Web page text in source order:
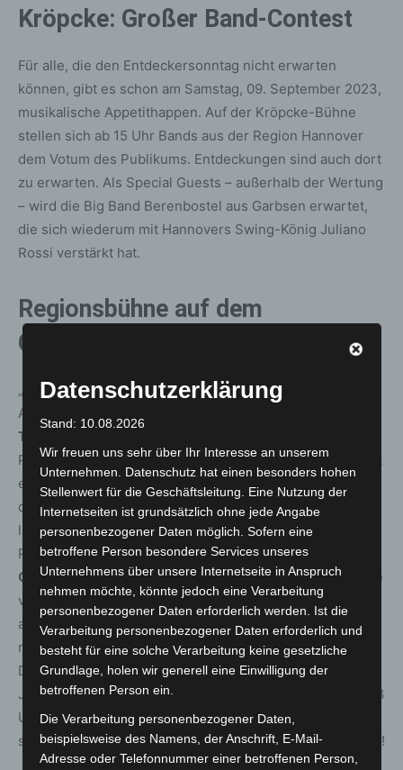
Kröpcke: Großer Band-Contest
Für alle, die den Entdeckersonntag nicht erwarten
können, gibt es schon am Samstag, 09. September 2023,
musikalische Appetithappen. Auf der Kröpcke-Bühne
stellen sich ab 15 Uhr Bands aus der Region Hannover
dem Votum des Publikums. Entdeckungen sind auch dort
zu erwarten. Als Special Guests – außerhalb der Wertung
– wird die Big Band Berenbostel aus Garbsen erwartet,
die sich wiederum mit Hannovers Swing-König Juliano
Rossi verstärkt hat.
Regionsbühne auf dem
Opernplatz
„Local Heroes Live“ heißt es am Regionsentdeckertag:
Auf dem Opernplatz eröffnen am Vormittag
Treckerfahrer
Punkrock. Danach erobernStageperform(12.45 Uhr) mit
einem mitreißenden Show-Feuerwerk die Bühne, bevor
dieSalsa del Alma (13.30 Uhr) mit süd- und
lateinamerikanischen Tänzen und heißen Rhythmen das
Publikum in Bewegung bringt. Weiter geht es mit
Guacamole Aqui (14.45 Uhr) und ihrer ganz eigenen Idee
von kubanisch-mexikanischer Musik, gefolgt von der
amerikanischen Sängerin
Alicia Cibola
(16.15 Uhr), die
mit gefühlvollen und klassischen Soul-Titeln begeistert.
Das Grand Finale auf der Regionsbühne ist in diesem
Jahr der Hiphop-Formation
vorbehalten (18
Uhr). Die deutsch-französische Band steht für
schweißtreibende Konzerte, Positivität und klare Haltung!
Datenschutzerklärung
Stand: 10.08.2026
Wir freuen uns sehr über Ihr Interesse an unserem
Unternehmen. Datenschutz hat einen besonders hohen
Stellenwert für die Geschäftsleitung. Eine Nutzung der
Internetseiten ist grundsätzlich ohne jede Angabe
personenbezogener Daten möglich. Sofern eine
betroffene Person besondere Services unseres
Unternehmens über unsere Internetseite in Anspruch
nehmen möchte, könnte jedoch eine Verarbeitung
personenbezogener Daten erforderlich werden. Ist die
Verarbeitung personenbezogener Daten erforderlich und
besteht für eine solche Verarbeitung keine gesetzliche
Grundlage, holen wir generell eine Einwilligung der
betroffenen Person ein.
Die Verarbeitung personenbezogener Daten,
beispielsweise des Namens, der Anschrift, E-Mail-
Adresse oder Telefonnummer einer betroffenen Person,